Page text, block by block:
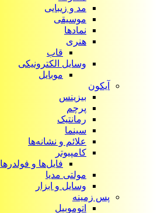
مد و زیبایی
موسیقی
نمادها
هنری
قاب
وسایل الکترونیکی
موبایل
آیکون‌
بیزینس
پرچم
رمانتیک
سینما
علائم و نشانه‌ها
کامپیوتر
فایل‌ها و فولدرها
مولتی مدیا
وسایل و ابزار
پس زمینه
اتوموبیل